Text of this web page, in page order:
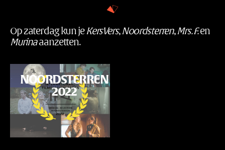
Op zaterdag kun je KersVers, Noordsterren, Mrs. F.en
Murinaaanzetten.
Programma
NOORDSTERREN
2022